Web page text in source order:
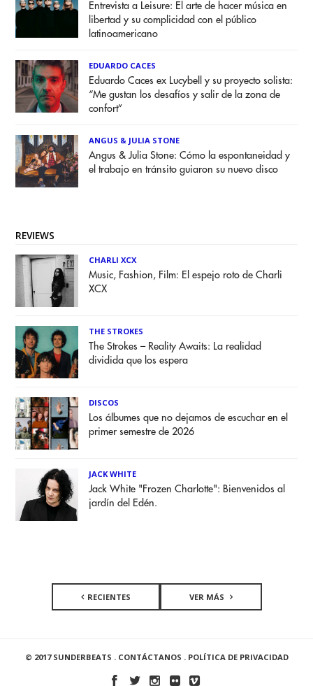
Entrevista a Leisure: El arte de hacer música en
libertad y su complicidad con el público
latinoamericano
EDUARDO CACES
Eduardo Caces ex Lucybell y su proyecto solista:
“Me gustan los desafíos y salir de la zona de
confort”
ANGUS & JULIA STONE
Angus & Julia Stone: Cómo la espontaneidad y
el trabajo en tránsito guiaron su nuevo disco
REVIEWS
CHARLI XCX
Music, Fashion, Film: El espejo roto de Charli
XCX
THE STROKES
The Strokes – Reality Awaits: La realidad
dividida que los espera
DISCOS
Los álbumes que no dejamos de escuchar en el
primer semestre de 2026
JACK WHITE
Jack White "Frozen Charlotte": Bienvenidos al
jardín del Edén.
RECIENTES VER MÁS
© 2017 SUNDERBEATS . CONTÁCTANOS . POLÍTICA DE PRIVACIDAD